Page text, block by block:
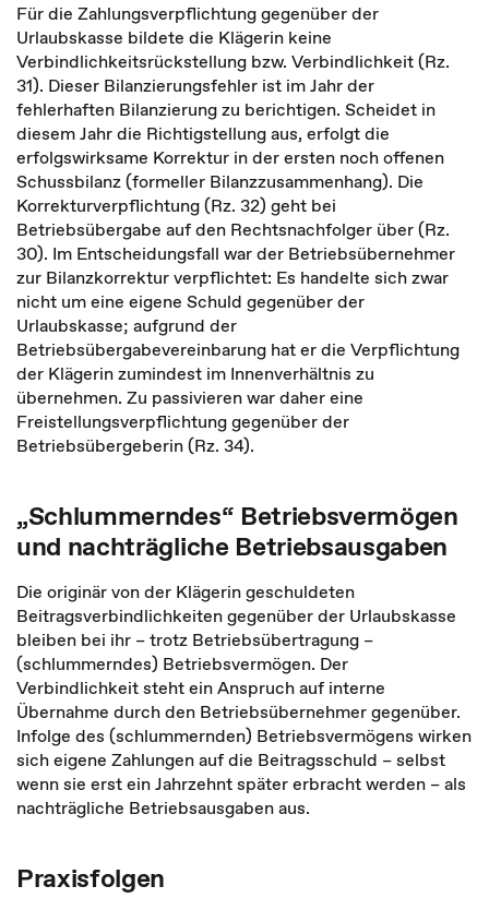
Für die Zahlungsverpflichtung gegenüber der
Urlaubskasse bildete die Klägerin keine
Verbindlichkeitsrückstellung bzw. Verbindlichkeit (Rz.
31). Dieser Bilanzierungsfehler ist im Jahr der
fehlerhaften Bilanzierung zu berichtigen. Scheidet in
diesem Jahr die Richtigstellung aus, erfolgt die
erfolgswirksame Korrektur in der ersten noch offenen
Schussbilanz (formeller Bilanzzusammenhang). Die
Korrekturverpflichtung (Rz. 32) geht bei
Betriebsübergabe auf den Rechtsnachfolger über (Rz.
30). Im Entscheidungsfall war der Betriebsübernehmer
zur Bilanzkorrektur verpflichtet: Es handelte sich zwar
nicht um eine eigene Schuld gegenüber der
Urlaubskasse; aufgrund der
Betriebsübergabevereinbarung hat er die Verpflichtung
der Klägerin zumindest im Innenverhältnis zu
übernehmen. Zu passivieren war daher eine
Freistellungsverpflichtung gegenüber der
Betriebsübergeberin (Rz. 34).
„Schlummerndes“ Betriebsvermögen
und nachträgliche Betriebsausgaben
Die originär von der Klägerin geschuldeten
Beitragsverbindlichkeiten gegenüber der Urlaubskasse
bleiben bei ihr – trotz Betriebsübertragung –
(schlummerndes) Betriebsvermögen. Der
Verbindlichkeit steht ein Anspruch auf interne
Übernahme durch den Betriebsübernehmer gegenüber.
Infolge des (schlummernden) Betriebsvermögens wirken
sich eigene Zahlungen auf die Beitragsschuld – selbst
wenn sie erst ein Jahrzehnt später erbracht werden – als
nachträgliche Betriebsausgaben aus.
Praxisfolgen